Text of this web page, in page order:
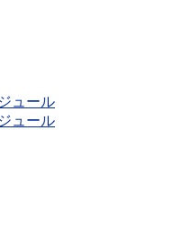
ュール
ュール